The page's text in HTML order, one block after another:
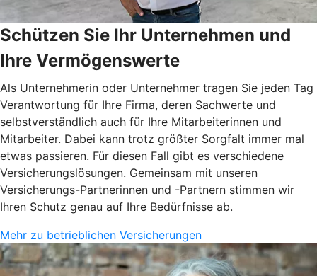
Schützen Sie Ihr Unternehmen und
Ihre Vermögenswerte
Als Unternehmerin oder Unternehmer tragen Sie jeden Tag
Verantwortung für Ihre Firma, deren Sachwerte und
selbstverständlich auch für Ihre Mitarbeiterinnen und
Mitarbeiter. Dabei kann trotz größter Sorgfalt immer mal
etwas passieren. Für diesen Fall gibt es verschiedene
Versicherungslösungen. Gemeinsam mit unseren
Versicherungs-Partnerinnen und -Partnern stimmen wir
Ihren Schutz genau auf Ihre Bedürfnisse ab.
Mehr zu betrieblichen Versicherungen